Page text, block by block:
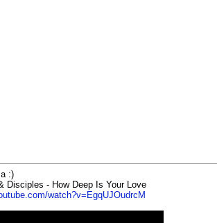
:)
Disciples - How Deep Is Your Love
watch?v=EgqUJOudrcM